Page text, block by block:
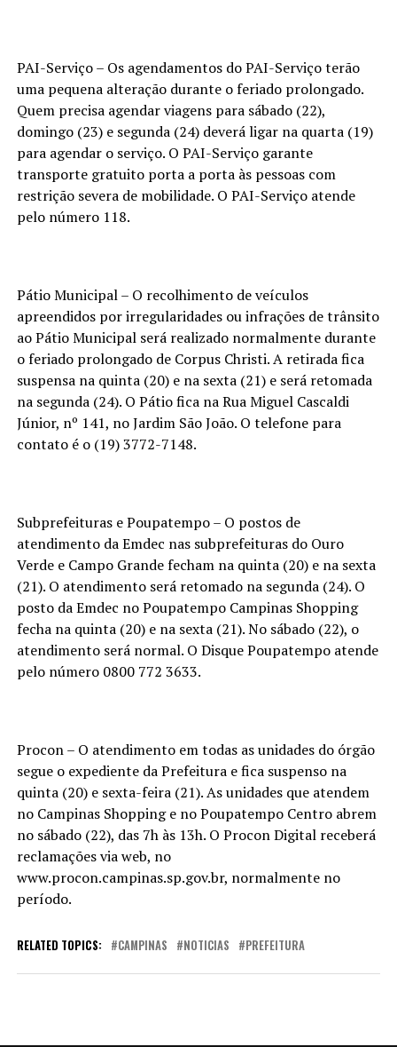
PAI-Serviço – Os agendamentos do PAI-Serviço terão
uma pequena alteração durante o feriado prolongado.
Quem precisa agendar viagens para sábado (22),
domingo (23) e segunda (24) deverá ligar na quarta (19)
para agendar o serviço. O PAI-Serviço garante
transporte gratuito porta a porta às pessoas com
restrição severa de mobilidade. O PAI-Serviço atende
pelo número 118.
Pátio Municipal – O recolhimento de veículos
apreendidos por irregularidades ou infrações de trânsito
ao Pátio Municipal será realizado normalmente durante
o feriado prolongado de Corpus Christi. A retirada fica
suspensa na quinta (20) e na sexta (21) e será retomada
na segunda (24). O Pátio fica na Rua Miguel Cascaldi
Júnior, nº 141, no Jardim São João. O telefone para
contato é o (19) 3772-7148.
Subprefeituras e Poupatempo – O postos de
atendimento da Emdec nas subprefeituras do Ouro
Verde e Campo Grande fecham na quinta (20) e na sexta
(21). O atendimento será retomado na segunda (24). O
posto da Emdec no Poupatempo Campinas Shopping
fecha na quinta (20) e na sexta (21). No sábado (22), o
atendimento será normal. O Disque Poupatempo atende
pelo número 0800 772 3633.
Procon – O atendimento em todas as unidades do órgão
segue o expediente da Prefeitura e fica suspenso na
quinta (20) e sexta-feira (21). As unidades que atendem
no Campinas Shopping e no Poupatempo Centro abrem
no sábado (22), das 7h às 13h. O Procon Digital receberá
reclamações via web, no
www.procon.campinas.sp.gov.br, normalmente no
período.
RELATED TOPICS: CAMPINAS NOTICIAS PREFEITURA